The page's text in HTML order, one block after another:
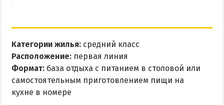
НАГОРНАЯ ЧАСТЬ
ПЕСКИ
СЛОБОДКА
ЦЕНТР
Категории жилья: средний класс
Расположение: первая линия
Формат: база отдыха с питанием в столовой или
самостоятельным приготовлением пищи на
кухне в номере